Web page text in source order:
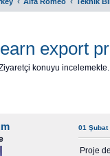
export
konuyu incelemekte.
01 Şubat
Proje